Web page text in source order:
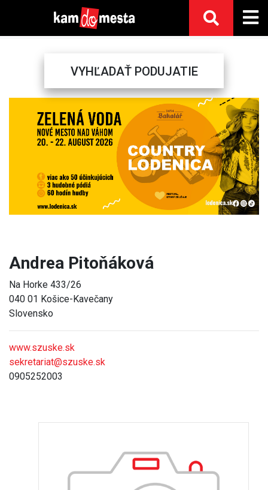
VYHĽADAŤ PODUJATIE
Next
Andrea Pitoňáková
Na Horke 433/26
040 01 Košice-Kavečany
Slovensko
www.szuske.sk
sekretariat@szuske.sk
0905252003